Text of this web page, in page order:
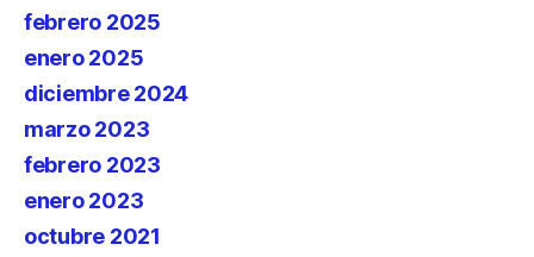
febrero 2025
enero 2025
diciembre 2024
marzo 2023
febrero 2023
enero 2023
octubre 2021